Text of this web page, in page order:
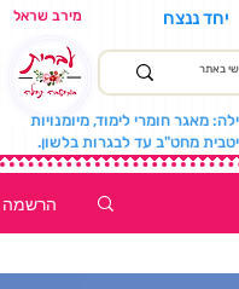
מירב שראל יחד ננצח
מאגר חומרי לימוד, מיומנויות
מחט"ב עד לבגרות בלשון.
הרשמה